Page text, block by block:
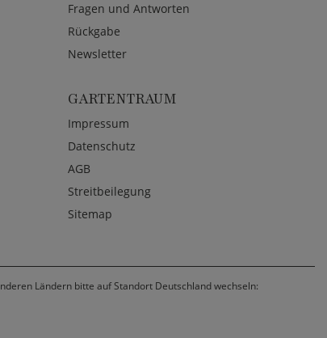
Fragen und Antworten
Rückgabe
Newsletter
GARTENTRAUM
Impressum
Datenschutz
AGB
Streitbeilegung
Sitemap
Ländern bitte auf Standort Deutschland wechseln: